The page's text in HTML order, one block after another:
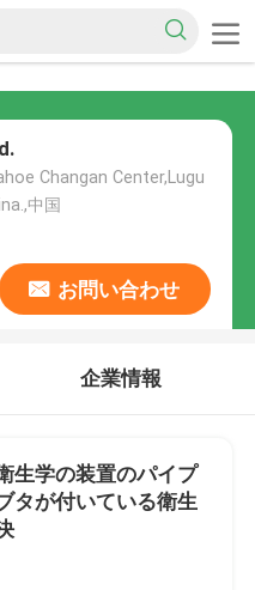
Changan Center,Lugu
中国
お問い合わせ
企業情報
生学の装置のパイプ
タが付いている衛生